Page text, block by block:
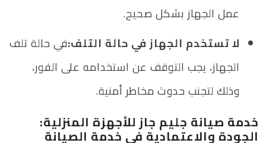
عمل الجهاز بشكل صحيح.
لا تستخدم الجهاز في حالة التلف:في حالة تلف
الجهاز، يجب التوقف عن استخدامه على الفور،
وذلك لتجنب حدوث مخاطر أمنية.
خدمة صيانة جليم جاز للأجهزة المنزلية:
الجودة والاعتمادية في خدمة الصيانة